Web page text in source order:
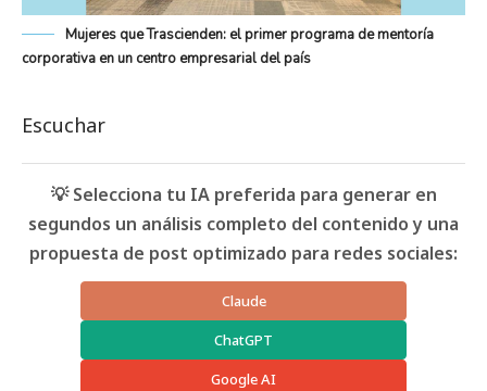
Mujeres que Trascienden: el primer programa de mentoría
corporativa en un centro empresarial del país
Escuchar
💡 Selecciona tu IA preferida para generar en
segundos un análisis completo del contenido y una
propuesta de post optimizado para redes sociales:
Claude
ChatGPT
Google AI